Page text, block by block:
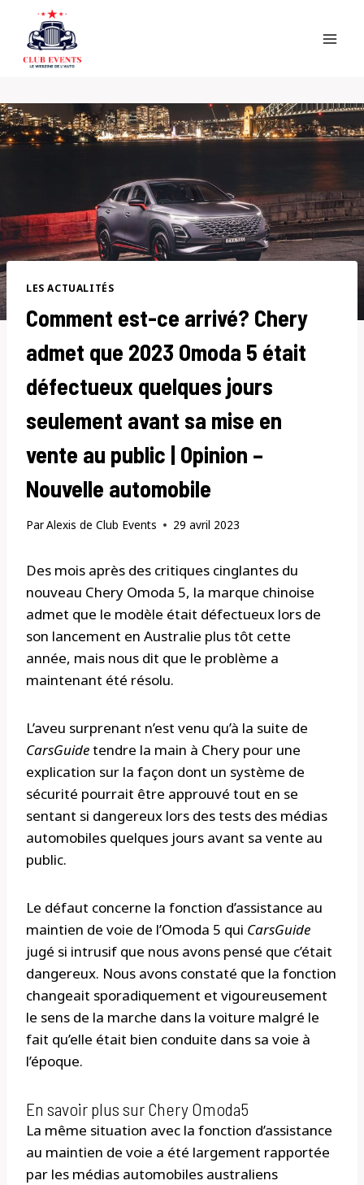
content
LES ACTUALITÉS
Comment est-ce arrivé? Chery
admet que 2023 Omoda 5 était
défectueux quelques jours
seulement avant sa mise en
vente au public | Opinion –
Nouvelle automobile
ParAlexis de Club Events 29 avril 2023
Des mois après des critiques cinglantes du
nouveau Chery Omoda 5, la marque chinoise
admet que le modèle était défectueux lors de
son lancement en Australie plus tôt cette
année, mais nous dit que le problème a
maintenant été résolu.
L’aveu surprenant n’est venu qu’à la suite de
CarsGuidetendre la main à Chery pour une
explication sur la façon dont un système de
sécurité pourrait être approuvé tout en se
sentant si dangereux lors des tests des médias
automobiles quelques jours avant sa vente au
public.
Le défaut concerne la fonction d’assistance au
maintien de voie de l’Omoda 5 qui CarsGuide
jugé si intrusif que nous avons pensé que c’était
dangereux. Nous avons constaté que la fonction
changeait sporadiquement et vigoureusement
le sens de la marche dans la voiture malgré le
fait qu’elle était bien conduite dans sa voie à
l’époque.
En savoir plus sur Chery Omoda5
La même situation avec la fonction d’assistance
au maintien de voie a été largement rapportée
par les médias automobiles australiens